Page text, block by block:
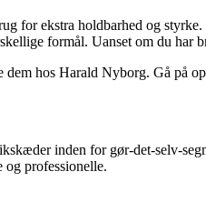
for ekstra holdbarhed og
formål. Uanset om du
hos Harald Nyborg. Gå på
inden for gør-det-selv-
professionelle.